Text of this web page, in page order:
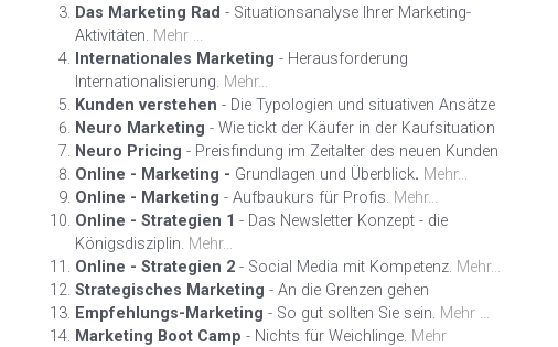
Das Marketing Rad - Situationsanalyse Ihrer Marketing-
Aktivitäten. Mehr ...
Internationales Marketing - Herausforderung
Internationalisierung. Mehr...
Kunden verstehen - Die Typologien und situativen Ansätze
Neuro Marketing - Wie tickt der Käufer in der Kaufsituation
Neuro Pricing - Preisfindung im Zeitalter des neuen Kunden
Online - Marketing - Grundlagen und Überblick. Mehr...
Online - Marketing - Aufbaukurs für Profis. Mehr...
Online - Strategien 1 - Das Newsletter Konzept - die
Königsdisziplin. Mehr...
Online - Strategien 2 - Social Media mit Kompetenz. Mehr...
Strategisches Marketing - An die Grenzen gehen
Empfehlungs-Marketing - So gut sollten Sie sein. Mehr ...
Marketing Boot Camp - Nichts für Weichlinge. Mehr